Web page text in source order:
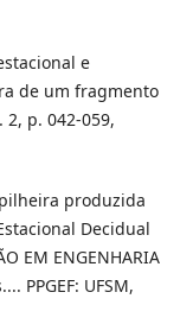
e
de um fragmento
2, p. 042-059,
produzida
Decidual
EM ENGENHARIA
PPGEF: UFSM,